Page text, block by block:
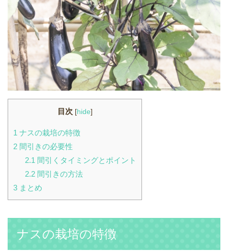
目次 [hide]
1 ナスの栽培の特徴
2 間引きの必要性
2.1間引くタイミングとポイント
2.2間引きの方法
3 まとめ
ナスの栽培の特徴